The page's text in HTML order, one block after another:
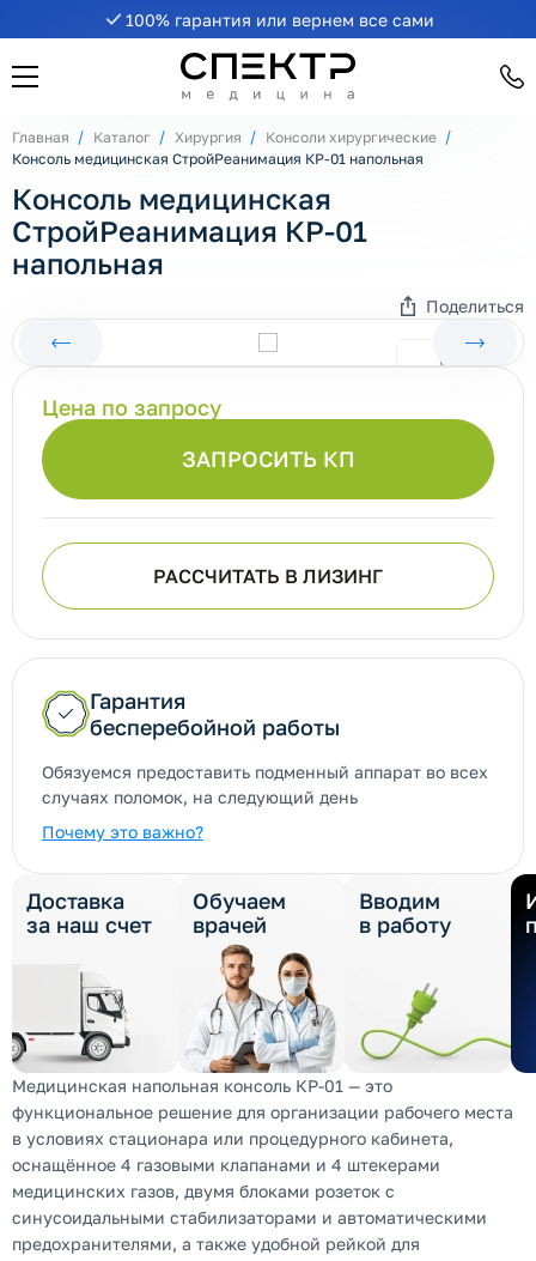
100% гарантия или вернем все сами
Главная Каталог Хирургия
Консоли хирургические
Консоль медицинская СтройРеанимация КР-01 напольная
Консоль медицинская
СтройРеанимация КР-01
напольная
Поделиться
ЗАПРОСИТЬ КП
Цена по запросу
РАССЧИТАТЬ В ЛИЗИНГ
Гарантия
бесперебойной работы
Обязуемся предоставить подменный аппарат во всех
случаях поломок, на следующий день
Почему это важно?
Доставка
за наш счет
Обучаем
врачей
Вводим
в работу
Медицинская напольная консоль КР-01 — это
функциональное решение для организации рабочего места
в условиях стационара или процедурного кабинета,
оснащённое 4 газовыми клапанами и 4 штекерами
медицинских газов, двумя блоками розеток с
синусоидальными стабилизаторами и автоматическими
предохранителями, а также удобной рейкой для